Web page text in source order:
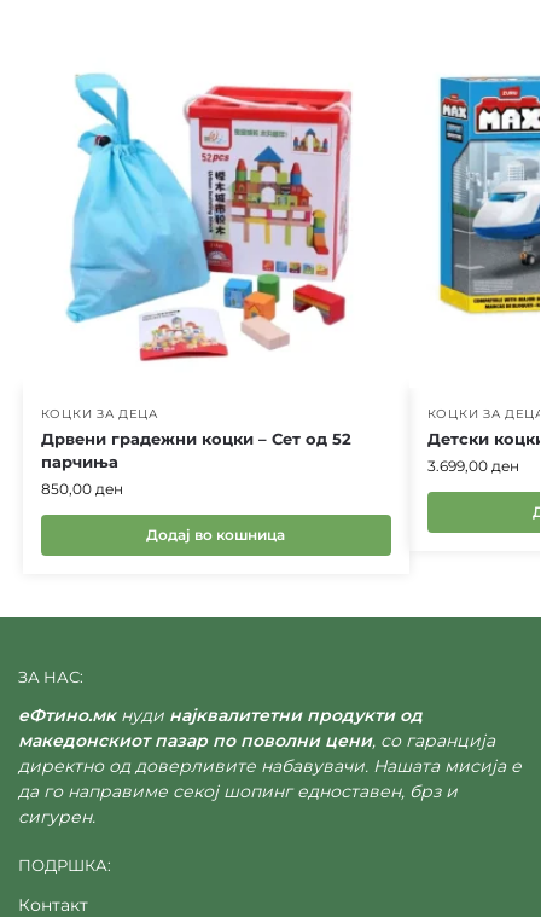
КОЦКИ ЗА ДЕЦА
Дрвени градежни коцки – Сет од 52
парчиња
850,00 ден
Додај во кошница
КОЦКИ ЗА
Детски
3.699,00 ден
ЗА НАС:
еФтино.мкнуди најквалитетни продукти од
македонскиот пазар по поволни цени, со гаранција
директно од доверливите набавувачи. Нашата мисија е
да го направиме секој шопинг едноставен, брз и
сигурен.
ПОДРШКА:
Контакт